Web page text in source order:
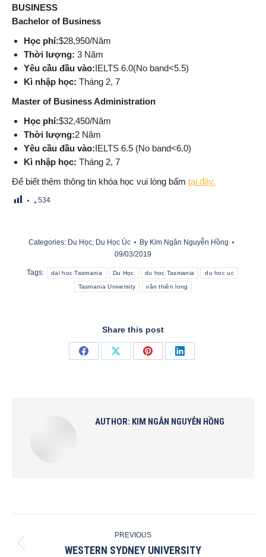
BUSINESS
Bachelor of Business
Học phí:$28,950/Năm
Thời lượng: 3 Năm
Yêu cầu đầu vào:IELTS 6.0(No band<5.5)
Kì nhập học: Tháng 2, 7
Master of Business Administration
Học phí:$32,450/Năm
Thời lượng:2 Năm
Yêu cầu đầu vào:IELTS 6.5 (No band<6.0)
Kì nhập học: Tháng 2, 7
Để biết thêm thông tin khóa học vui lòng bấm tại đây.
534
Categories: Du Học, Du Học Úc By Kim Ngân Nguyễn Hồng
09/03/2019
Tags: dai hoc Tasmania Du Học du hoc Tasmania du hoc uc
Tasmania University vân thiên long
Share this post
Share
Share
Share
Share
AUTHOR: KIM NGÂN NGUYỄN HỒNG
NAVIGATION
PREVIOUS
Previous
WESTERN SYDNEY UNIVERSITY